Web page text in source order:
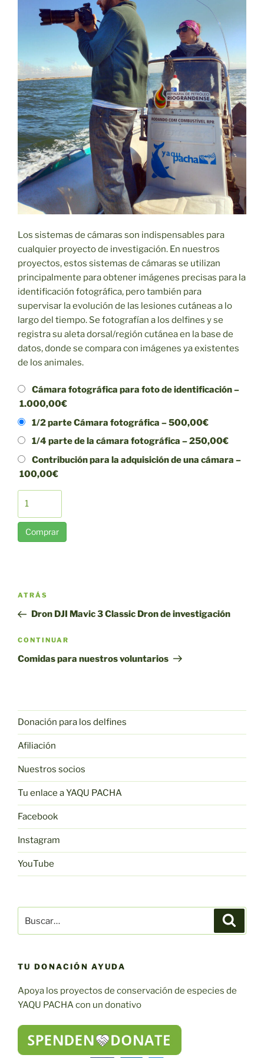
Los sistemas de cámaras son indispensables para
cualquier proyecto de investigación. En nuestros
proyectos, estos sistemas de cámaras se utilizan
principalmente para obtener imágenes precisas para la
identificación fotográfica, pero también para
supervisar la evolución de las lesiones cutáneas a lo
largo del tiempo. Se fotografían a los delfines y se
registra su aleta dorsal/región cutánea en la base de
datos, donde se compara con imágenes ya existentes
de los animales.
Cámara fotográfica para foto de identificación–
1.000,00€
1/2 parte Cámara fotográfica –500,00€
1/4 parte de la cámara fotográfica –250,00€
Contribución para la adquisición de una cámara –
100,00€
Comprar
Navegación
entradas
Entrada
anterior
ATRÁS
Dron DJI Mavic 3 Classic Dron de investigación
Siguiente
entrada
CONTINUAR
Comidas para nuestros voluntarios
Donación para los delfines
Afiliación
Nuestros socios
Tu enlace a YAQU PACHA
Facebook
Instagram
YouTube
TU DONACIÓN AYUDA
Apoya los proyectos de conservación de especies de
YAQU PACHA con un donativo